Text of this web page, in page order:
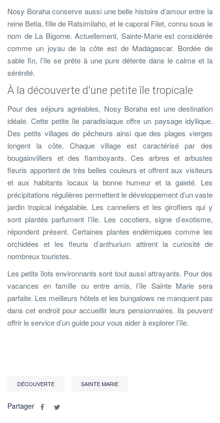
Nosy Boraha conserve aussi une belle histoire d’amour entre la
reine Betia, fille de Ratsimilaho, et le caporal Filet, connu sous le
nom de La Bigorne. Actuellement, Sainte-Marie est considérée
comme un joyau de la côte est de Madagascar. Bordée de
sable fin, l’île se prête à une pure détente dans le calme et la
sérénité.
À la découverte d’une petite île tropicale
Pour des séjours agréables, Nosy Boraha est une destination
idéale. Cette petite île paradisiaque offre un paysage idyllique.
Des petits villages de pêcheurs ainsi que des plages vierges
longent la côte. Chaque village est caractérisé par des
bougainvilliers et des flamboyants. Ces arbres et arbustes
fleuris apportent de très belles couleurs et offrent aux visiteurs
et aux habitants locaux la bonne humeur et la gaieté. Les
précipitations régulières permettent le développement d’un vaste
jardin tropical inégalable. Les canneliers et les girofliers qui y
sont plantés parfument l’île. Les cocotiers, signe d’exotisme,
répondent présent. Certaines plantes endémiques comme les
orchidées et les fleuris d’anthurium attirent la curiosité de
nombreux touristes.
Les petits îlots environnants sont tout aussi attrayants. Pour des
vacances en famille ou entre amis, l’île Sainte Marie sera
parfaite. Les meilleurs hôtels et les bungalows ne manquent pas
dans cet endroit pour accueillir leurs pensionnaires. Ils peuvent
offrir le service d’un guide pour vous aider à explorer l’île.
DÉCOUVERTE SAINTE MARIE
Partager